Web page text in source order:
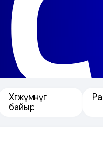
Хөгжүмнүг
байыр